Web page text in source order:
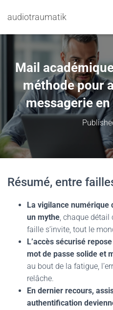
audiotraumatik
Mail
méthode pour
messagerie
Résumé, entre
La vigilance numérique
un mythe, chaque détail
faille s’invite, tout le
L’accès sécurisé
mot de passe solide et
au bout de la fatigue,
relâche.
En dernier recours,
authentification